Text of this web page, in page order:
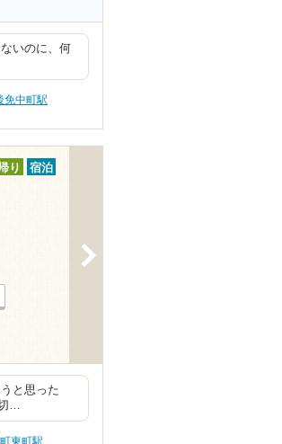
いのに、何
免中町駅
り 宿泊
と思った
…
東町駅